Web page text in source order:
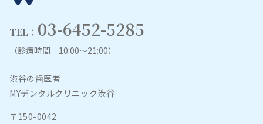
TEL： 03-6452-5285
（診療時間 10:00～21:00）
渋谷の歯医者
MYデンタルクリニック渋谷
〒150-0042